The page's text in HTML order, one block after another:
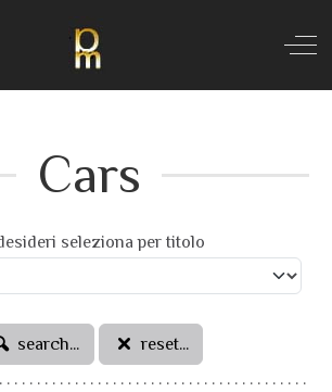
Off-
Cars
seleziona per titolo
search... reset...